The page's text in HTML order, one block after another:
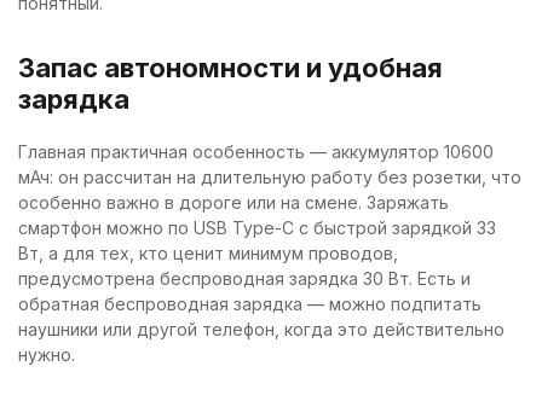
Запас автономности и удобная
зарядка
Главная практичная особенность — аккумулятор 10600
мАч: он рассчитан на длительную работу без розетки, что
особенно важно в дороге или на смене. Заряжать
смартфон можно по USB Type-C с быстрой зарядкой 33
Вт, а для тех, кто ценит минимум проводов,
предусмотрена беспроводная зарядка 30 Вт. Есть и
обратная беспроводная зарядка — можно подпитать
наушники или другой телефон, когда это действительно
нужно.